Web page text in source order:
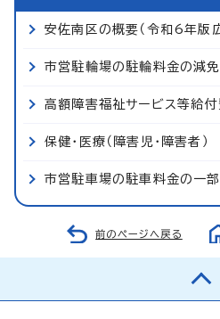
安佐南区の概要（令和6年版
市営駐輪場の駐輪料金の減免
高額障害福祉サービス等給付
保健・医療（障害児・障害者）
市営駐車場の駐車料金の一
前のページへ戻る